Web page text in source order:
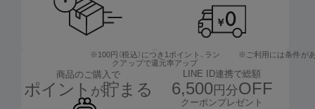
商品のご購入で
ポイント が貯まる
※100円（税込）につき1ポイント、 ラン
クアップで還元率アップ
LINE ID連携で総額
6,500円分OFF
クーポンプレゼント
※ご利用には条件が